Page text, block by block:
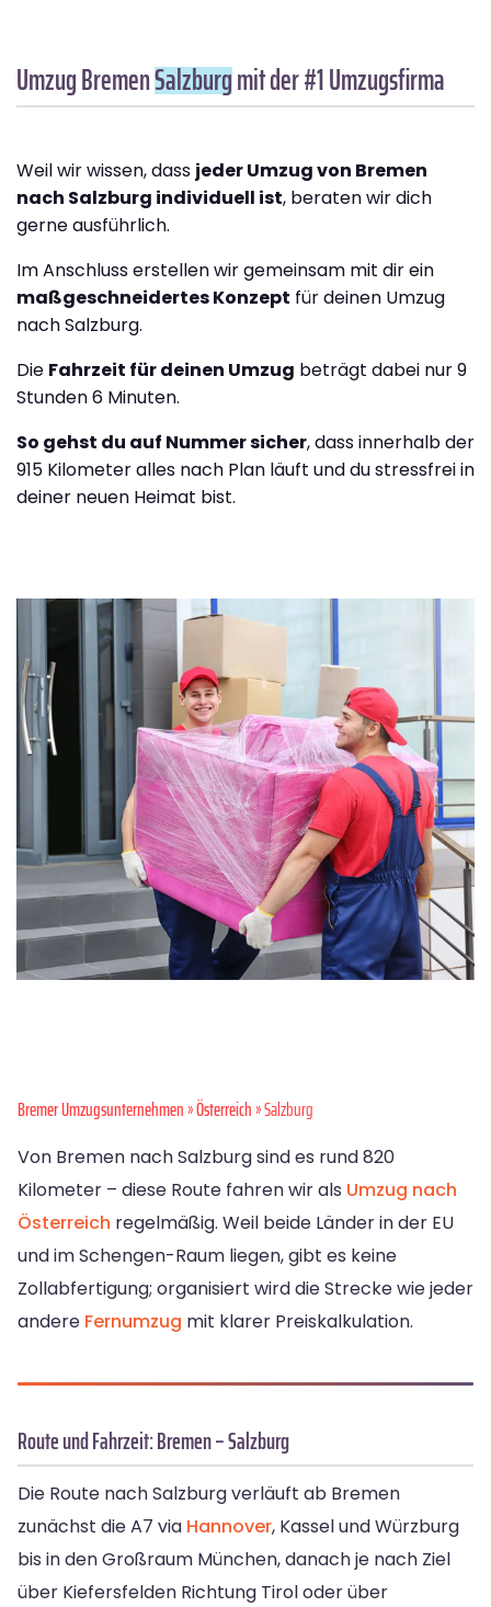
Umzug BremenSalzburgmit der #1 Umzugsfirma
Weil wir wissen, dass jeder Umzug von Bremen
nach Salzburg individuell ist, beraten wir dich
gerne ausführlich.
Im Anschluss erstellen wir gemeinsam mit dir ein
maßgeschneidertes Konzept für deinen Umzug
nach Salzburg.
Die Fahrzeit für deinen Umzug beträgt dabei nur 9
Stunden 6 Minuten.
So gehst du auf Nummer sicher, dass innerhalb der
915 Kilometer alles nach Plan läuft und du stressfrei in
deiner neuen Heimat bist.
Bremer Umzugsunternehmen»Österreich» Salzburg
Von Bremen nach Salzburg sind es rund 820
Kilometer – diese Route fahren wir als Umzug nach
Österreich regelmäßig. Weil beide Länder in der EU
und im Schengen-Raum liegen, gibt es keine
Zollabfertigung; organisiert wird die Strecke wie jeder
andere Fernumzug mit klarer Preiskalkulation.
Route und Fahrzeit: Bremen – Salzburg
Die Route nach Salzburg verläuft ab Bremen
zunächst die A7 via Hannover, Kassel und Würzburg
bis in den Großraum München, danach je nach Ziel
über Kiefersfelden Richtung Tirol oder über